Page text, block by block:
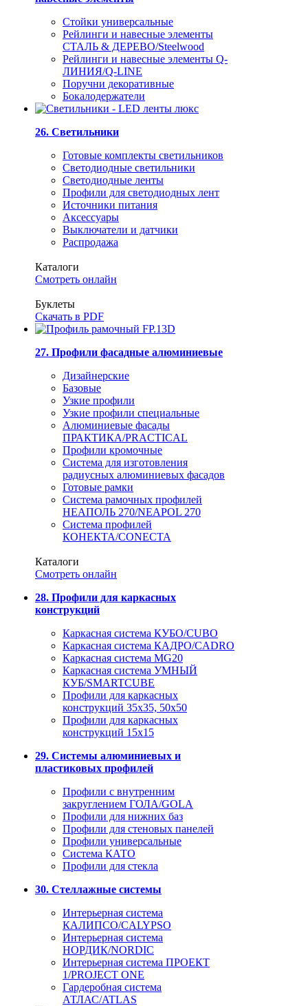
Стойки универсальные
Рейлинги и навесные элементы
СТАЛЬ & ДЕРЕВО/Steelwood
Рейлинги и навесные элементы Q-
ЛИНИЯ/Q-LINE
Поручни декоративные
Бокалодержатели
26. Светильники
Готовые комплекты светильников
Светодиодные светильники
Светодиодные ленты
Профили для светодиодных лент
Источники питания
Аксессуары
Выключатели и датчики
Распродажа
Каталоги
Смотреть онлайн
Буклеты
Скачать в PDF
27. Профили фасадные алюминиевые
Дизайнерские
Базовые
Узкие профили
Узкие профили специальные
Алюминиевые фасады
ПРАКТИКА/PRACTICAL
Профили кромочные
Система для изготовления
радиусных алюминиевых фасадов
Готовые рамки
Система рамочных профилей
НЕАПОЛЬ 270/NEAPOL 270
Система профилей
КОНЕКТА/CONECTA
Каталоги
Смотреть онлайн
28. Профили для каркасных
конструкций
Каркасная система КУБО/CUBO
Каркасная система КАДРО/CADRO
Каркасная система MG20
Каркасная система УМНЫЙ
КУБ/SMARTCUBE
Профили для каркасных
конструкций 35x35, 50x50
Профили для каркасных
конструкций 15х15
29. Системы алюминиевых и
пластиковых профилей
Профили с внутренним
закруглением ГОЛА/GOLA
Профили для нижних баз
Профили для стеновых панелей
Профили универсальные
Система КАТО
Профили для стекла
30. Стеллажные системы
Интерьерная система
КАЛИПСО/CALYPSO
Интерьерная система
НОРДИК/NORDIC
Интерьерная система ПРОЕКТ
1/PROJECT ONE
Гардеробная система
АТЛАС/ATLAS